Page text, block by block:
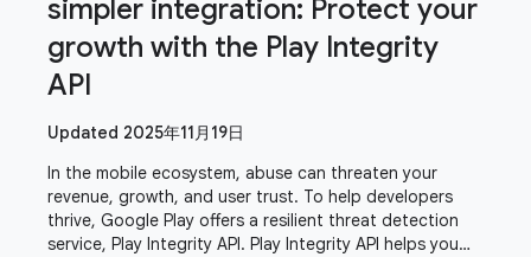
simpler integration: Protect your
growth with the Play Integrity
API
Updated 2025年11月19日
In the mobile ecosystem, abuse can threaten your
revenue, growth, and user trust. To help developers
thrive, Google Play offers a resilient threat detection
service, Play Integrity API. Play Integrity API helps you